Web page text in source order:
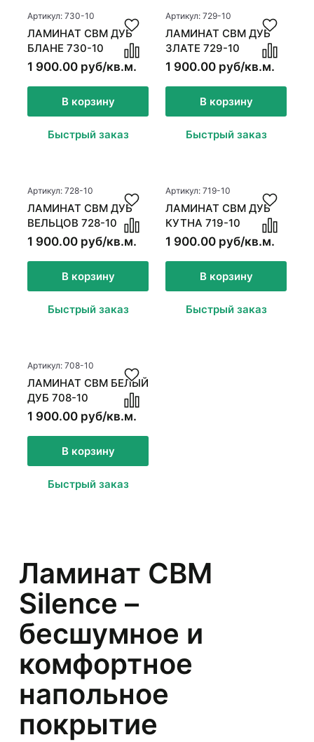
Артикул: 730-10
ЛАМИНАТ CBM ДУБ
БЛАНЕ 730-10
1 900.00 руб/кв.м.
В корзину
Быстрый заказ
Артикул: 729-10
ЛАМИНАТ CBM ДУБ
ЗЛАТЕ 729-10
1 900.00 руб/кв.м.
В корзину
Быстрый заказ
Артикул: 728-10
ЛАМИНАТ CBM ДУБ
ВЕЛЬЦОВ 728-10
1 900.00 руб/кв.м.
В корзину
Быстрый заказ
Артикул: 719-10
ЛАМИНАТ CBM ДУБ
КУТНА 719-10
1 900.00 руб/кв.м.
В корзину
Быстрый заказ
Артикул: 708-10
ЛАМИНАТ CBM БЕЛЫЙ
ДУБ 708-10
1 900.00 руб/кв.м.
В корзину
Быстрый заказ
Ламинат CBM
Silence –
бесшумное и
комфортное
напольное
покрытие